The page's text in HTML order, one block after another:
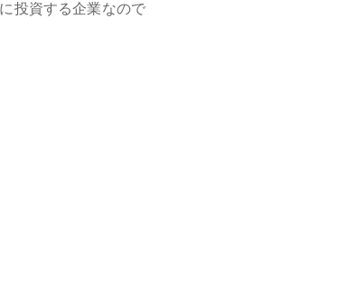
投資する企業なので